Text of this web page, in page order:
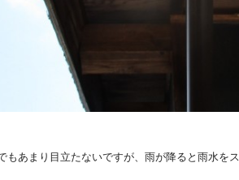
もあまり目立たないですが、雨が降ると雨水を